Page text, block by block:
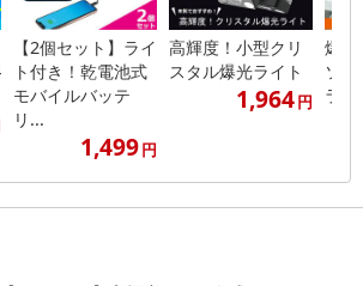
【2個セット】ライ
ト付き！乾電池式
モバイルバッテ
リ...
1,499円
高輝度！小型クリ
スタル爆光ライト
1,964円
爆光
ソ
ライ